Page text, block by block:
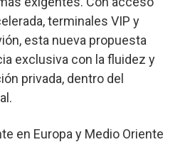
terminales VIP y
esta nueva propuesta
exclusiva con la fluidez y
privada, dentro del
en Europa y Medio Oriente